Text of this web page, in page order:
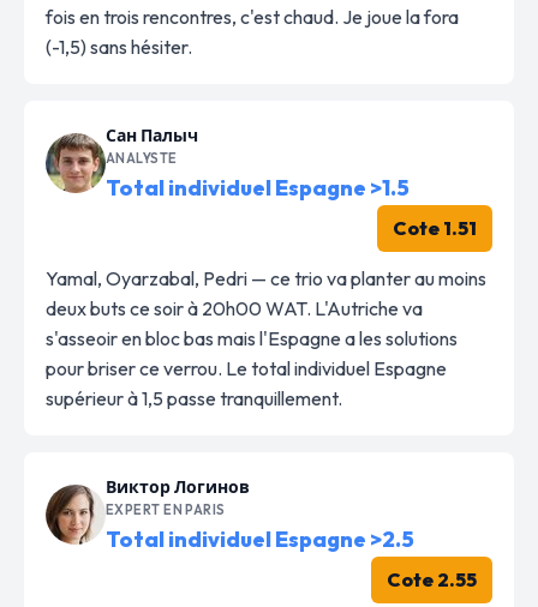
fois en trois rencontres, c'est chaud. Je joue la fora
(-1,5) sans hésiter.
Сан Палыч
ANALYSTE
Total individuel Espagne >1.5
Cote 1.51
Yamal, Oyarzabal, Pedri — ce trio va planter au moins
deux buts ce soir à 20h00 WAT. L'Autriche va
s'asseoir en bloc bas mais l'Espagne a les solutions
pour briser ce verrou. Le total individuel Espagne
supérieur à 1,5 passe tranquillement.
Виктор Логинов
EXPERT EN PARIS
Total individuel Espagne >2.5
Cote 2.55